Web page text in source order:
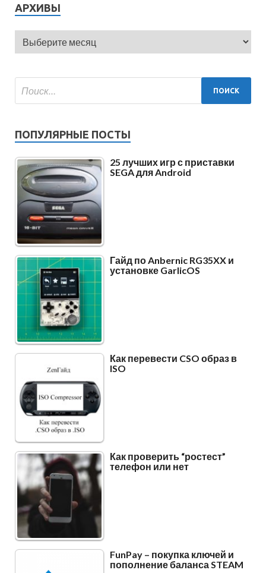
АРХИВЫ
ПОПУЛЯРНЫЕ ПОСТЫ
25 лучших игр с приставки
SEGA для Android
Гайд по Anbernic RG35XX и
установке GarlicOS
Как перевести CSO образ в
ISO
Как проверить “ростест”
телефон или нет
FunPay – покупка ключей и
пополнение баланса STEAM